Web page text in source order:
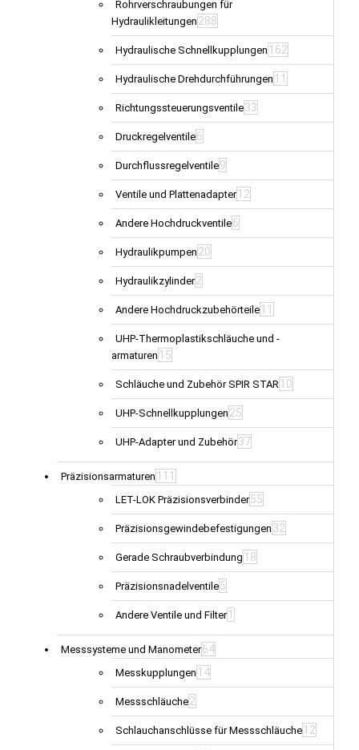
Rohrverschraubungen für
Hydraulikleitungen 288
Hydraulische Schnellkupplungen 162
Hydraulische Drehdurchführungen 11
Richtungssteuerungsventile33
Druckregelventile6
Durchflussregelventile9
Ventile und Plattenadapter 12
Andere Hochdruckventile6
Hydraulikpumpen 20
Hydraulikzylinder2
Andere Hochdruckzubehörteile 11
UHP-Thermoplastikschläuche und -
armaturen 15
Schläuche und Zubehör SPIR STAR 10
UHP-Schnellkupplungen 25
UHP-Adapter und Zubehör37
Präzisionsarmaturen 111
LET-LOK Präzisionsverbinder55
Präzisionsgewindebefestigungen 32
Gerade Schraubverbindung 18
Präzisionsnadelventile5
Andere Ventile und Filter 1
Messsysteme und Manometer64
Messkupplungen 14
Messschläuche2
Schlauchanschlüsse für Messschläuche 12